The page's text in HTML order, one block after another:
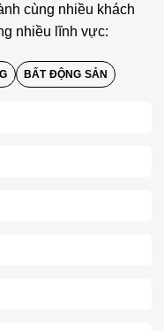
cùng nhiều khách
nhiều lĩnh vực:
BẤT ĐỘNG SẢN